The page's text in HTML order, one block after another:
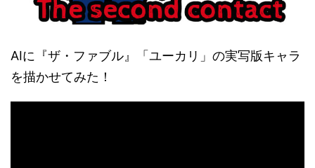
AIに『ザ・ファブル』「ユーカリ」の実写版キャラ
を描かせてみた！